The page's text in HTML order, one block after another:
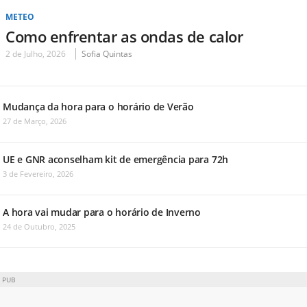
METEO
Como enfrentar as ondas de calor
2 de Julho, 2026 Sofia Quintas
Mudança da hora para o horário de Verão
27 de Março, 2026
UE e GNR aconselham kit de emergência para 72h
3 de Fevereiro, 2026
A hora vai mudar para o horário de Inverno
24 de Outubro, 2025
PUB